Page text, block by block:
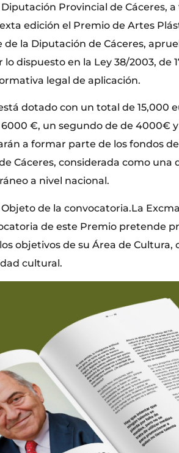
Provincial de Cáceres,
edición el Premio de Artes
de la Diputación de Cáceres,
lo dispuesto en la Ley 38/2003, de
legal de aplicación.
dotado con un total de 15,000
€, un segundo de de 4000€
a formar parte de los fondos
Cáceres, considerada como
a nivel nacional.
Objeto de la convocatoria.La
de este Premio pretende
objetivos de su Área de
cultural.